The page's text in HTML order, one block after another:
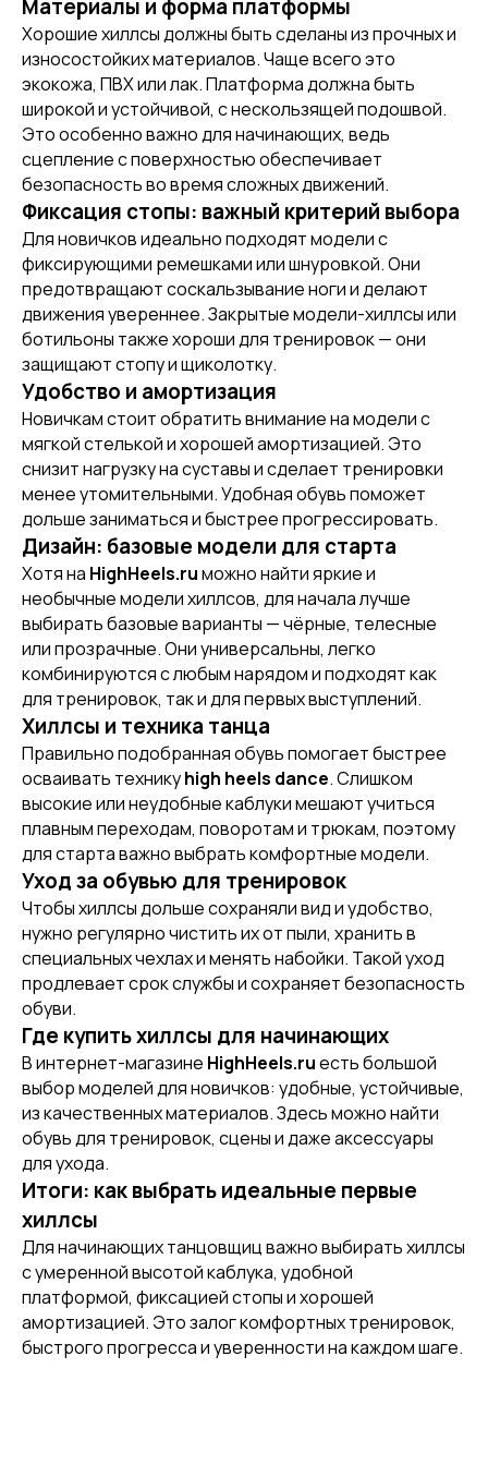
Материалы и форма платформы
Хорошие хиллсы должны быть сделаны из прочных и
износостойких материалов. Чаще всего это
экокожа, ПВХ или лак. Платформа должна быть
широкой и устойчивой, с нескользящей подошвой.
Это особенно важно для начинающих, ведь
сцепление с поверхностью обеспечивает
безопасность во время сложных движений.
Фиксация стопы: важный критерий выбора
Для новичков идеально подходят модели с
фиксирующими ремешками или шнуровкой. Они
предотвращают соскальзывание ноги и делают
движения увереннее. Закрытые модели-хиллсы или
ботильоны также хороши для тренировок — они
защищают стопу и щиколотку.
Удобство и амортизация
Новичкам стоит обратить внимание на модели с
мягкой стелькой и хорошей амортизацией. Это
снизит нагрузку на суставы и сделает тренировки
менее утомительными. Удобная обувь поможет
дольше заниматься и быстрее прогрессировать.
Дизайн: базовые модели для старта
Хотя на HighHeels.ruможно найти яркие и
необычные модели хиллсов, для начала лучше
выбирать базовые варианты — чёрные, телесные
или прозрачные. Они универсальны, легко
комбинируются с любым нарядом и подходят как
для тренировок, так и для первых выступлений.
Хиллсы и техника танца
Правильно подобранная обувь помогает быстрее
осваивать техникуhigh heels dance. Слишком
высокие или неудобные каблуки мешают учиться
плавным переходам, поворотам и трюкам, поэтому
для старта важно выбрать комфортные модели.
Уход за обувью для тренировок
Чтобы хиллсы дольше сохраняли вид и удобство,
нужно регулярно чистить их от пыли, хранить в
специальных чехлах и менять набойки. Такой уход
продлевает срок службы и сохраняет безопасность
обуви.
Где купить хиллсы для начинающих
В интернет-магазине HighHeels.ruесть большой
выбор моделей для новичков: удобные, устойчивые,
из качественных материалов. Здесь можно найти
обувь для тренировок, сцены и даже аксессуары
для ухода.
Итоги: как выбрать идеальные первые
хиллсы
Для начинающих танцовщиц важно выбирать хиллсы
с умеренной высотой каблука, удобной
платформой, фиксацией стопы и хорошей
амортизацией. Это залог комфортных тренировок,
быстрого прогресса и уверенности на каждом шаге.
[ REFERRAL PROGRAM ]
РЕФЕРАЛЬНАЯ
ПРОГРАММА
[ CERTIFICATE]
ПОДАРОЧНЫЙ
СЕРТИФИКАТ
[ CUSTOM FOOTWEAR ]
ИНДИВИДУАЛЬНЫЙ
ПОШИВ СТРИПОВ
[ CUSTOM FOOTWEAR ]
ИНДИВИДУАЛЬНЫЙ
ПОШИВ ХИЛСОВ
[ CUSTOM FOOTWEAR ]